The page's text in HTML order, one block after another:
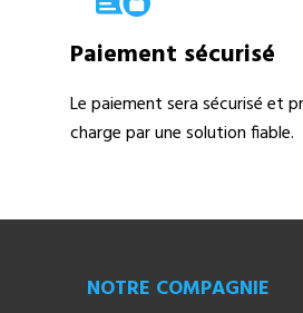
Paiement sécurisé
Le paiement sera sécurisé et
charge par une solution fiable.
NOTRE COMPAGNIE